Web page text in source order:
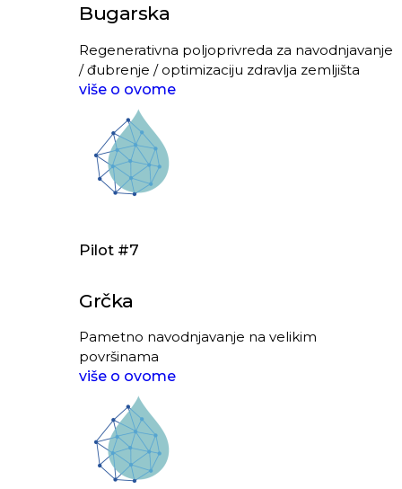
Bugarska
Regenerativna poljoprivreda za navodnjavanje
/ đubrenje / optimizaciju zdravlja zemljišta
više o ovome
Pilot #7
Grčka
Pametno navodnjavanje na velikim
površinama
više o ovome